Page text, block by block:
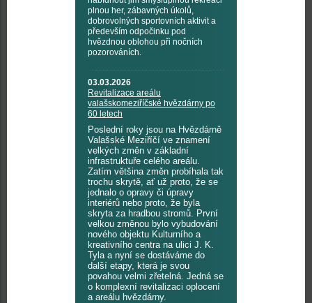
plnou her, zábavných úkolů,
dobrovolných sportovních aktivit a
především odpočinku pod
hvězdnou oblohou při nočních
pozorováních.
03.03.2026
Revitalizace areálu
valašskomeziříčské hvězdárny po
60 letech
Poslední roky jsou na Hvězdárně
Valašské Meziříčí ve znamení
velkých změn v základní
infrastruktuře celého areálu.
Zatím většina změn probíhala tak
trochu skrytě, ať už proto, že se
jednalo o opravy či úpravy
interiérů nebo proto, že byla
skryta za hradbou stromů. První
velkou změnou bylo vybudování
nového objektu Kulturního a
kreativního centra na ulici J. K.
Tyla a nyní se dostáváme do
další etapy, která je svou
povahou velmi zřetelná. Jedná se
o komplexní revitalizaci oplocení
a areálu hvězdárny.